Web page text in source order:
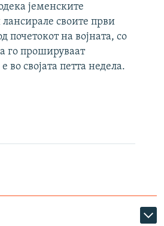
јеменските
своите први
почетокот на војната, со
го прошируваат
во својата петта недела.